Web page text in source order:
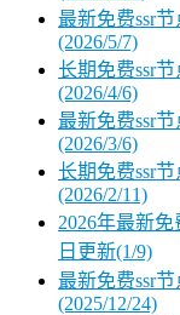
最新免费ssr
(2026/5/7)
长期免费ssr
(2026/4/6)
最新免费ssr
(2026/3/6)
长期免费ssr
(2026/2/11)
2026年最新
日更新(1/9)
最新免费ssr
(2025/12/24)